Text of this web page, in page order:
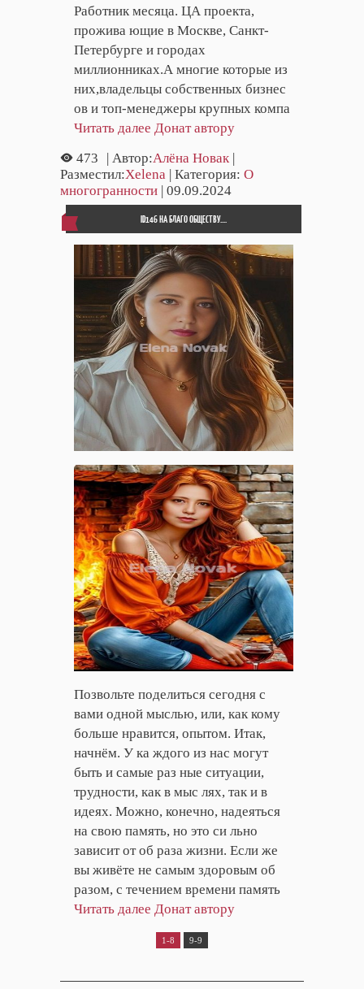
Работник месяца. ЦА проекта,
прожива ющие в Москве, Санкт-
Петербурге и городах
миллионниках.А многие которые из
них,владельцы собственных бизнес
ов и топ-менеджеры крупных компа
Читать далее Донат автору
473
| Автор:Алёна Новак|
Разместил:Xelena | Категория: О
многогранности | 09.09.2024
ID146 НА БЛАГО ОБЩЕСТВУ....
Позвольте поделиться сегодня с
вами одной мыслью, или, как кому
больше нравится, опытом. Итак,
начнём. У ка ждого из нас могут
быть и самые раз ные ситуации,
трудности, как в мыс лях, так и в
идеях. Можно, конечно, надеяться
на свою память, но это си льно
зависит от об раза жизни. Если же
вы живёте не самым здоровым об
разом, с течением времени память
Читать далее Донат автору
1-8 9-9